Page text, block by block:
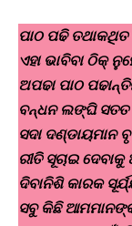
ପାଠ ପଢି
ଏହା ଭାବିବା ଠିକ୍
ଅପଢା ପାଠ
ବନ୍ଧନ ଲଙ୍ଘି ସତତ
ସଦା ଦଣ୍ଡାୟମାନ
ରୀତି ସୂଚାଇ
ଦିବାନିଶି କାରକ
ସବୁ କିଛି